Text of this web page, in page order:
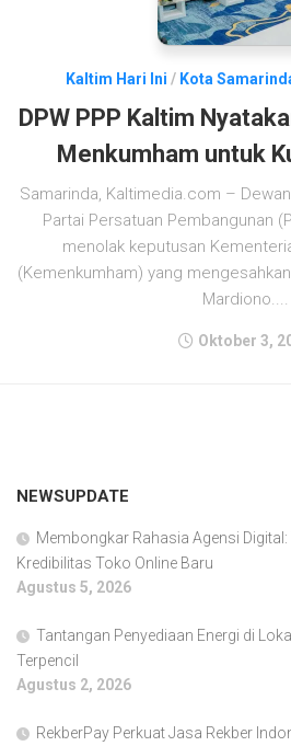
Kaltim Hari Ini / Kota
DPW PPP Kaltim
Menkumham untuk
Samarinda, Kaltimedia.com –
Partai Persatuan Pembangunan
menolak keputusan
(Kemenkumham) yang
Mardiono....
Oktober 3,
NEWSUPDATE
Membongkar Rahasia Agensi
Kredibilitas Toko Online Baru
Agustus 5, 2026
Tantangan Penyediaan Energi di
Terpencil
Agustus 2, 2026
RekberPay Perkuat Jasa Rekber